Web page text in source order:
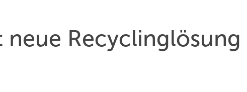
Recyclinglösung